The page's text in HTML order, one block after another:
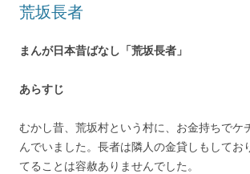
荒坂長者
まんが日本昔ばなし「荒坂長者」
あらすじ
むかし昔、荒坂村という村に、お金持ちでケ
んでいました。長者は隣人の金貸しもしてお
てることは容赦ありませんでした。